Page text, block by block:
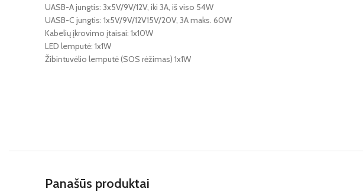
UASB-A jungtis: 3x5V/9V/12V, iki 3A, iš viso 54W
UASB-C jungtis: 1x5V/9V/12V15V/20V, 3A maks. 60W
Kabelių įkrovimo įtaisai: 1x10W
LED lemputė: 1x1W
Žibintuvėlio lemputė (SOS rėžimas) 1x1W
Panašūs produktai